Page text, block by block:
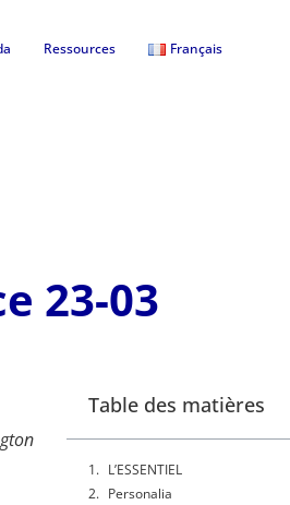
Ressources Français
23-03
Table des matières
L’ESSENTIEL
Personalia